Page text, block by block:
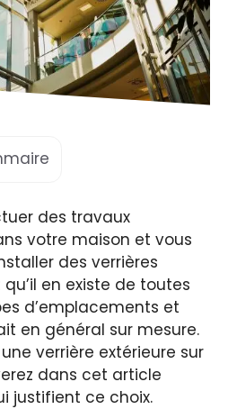
des travaux
votre maison et vous
des verrières
qu’il en existe de toutes
d’emplacements et
en général sur mesure.
verrière extérieure sur
dans cet article
justifient ce choix.